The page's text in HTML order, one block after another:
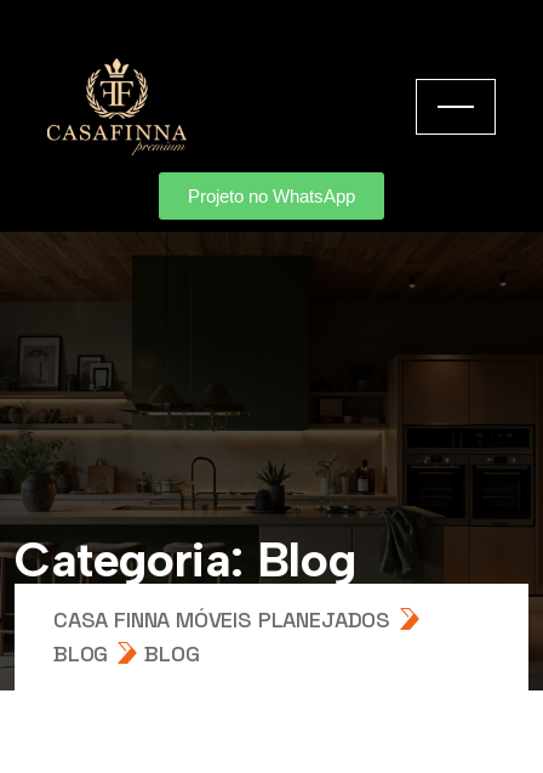
Projeto no WhatsApp
Categoria: Blog
CASA FINNA MÓVEIS PLANEJADOS
BLOG
BLOG